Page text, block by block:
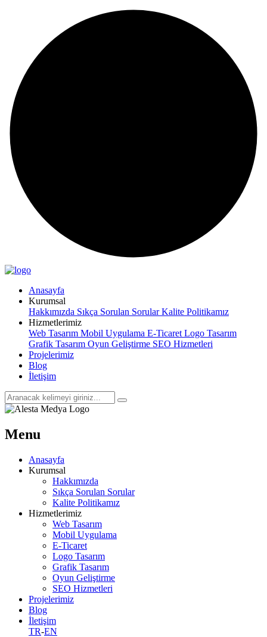
Anasayfa
Kurumsal
Hakkımızda Sıkça Sorulan SorularKalite Politikamız
Hizmetlerimiz
Web Tasarım Mobil Uygulama E-Ticaret Logo Tasarım
Grafik Tasarım Oyun Geliştirme SEO Hizmetleri
Projelerimiz
Blog
İletişim
Menu
Anasayfa
Kurumsal
Hakkımızda
Sıkça Sorulan Sorular
Kalite Politikamız
Hizmetlerimiz
Web Tasarım
Mobil Uygulama
E-Ticaret
Logo Tasarım
Grafik Tasarım
Oyun Geliştirme
SEO Hizmetleri
Projelerimiz
Blog
İletişim
TR-EN